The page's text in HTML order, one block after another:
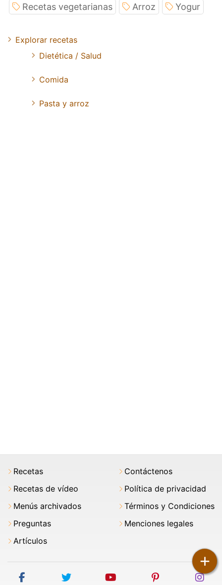
+
Recetas vegetarianas Arroz Yogur
Explorar recetas
Dietética / Salud
Comida
Pasta y arroz
Recetas
Recetas de vídeo
Menús archivados
Preguntas
Artículos
Contáctenos
Política de privacidad
Términos y Condiciones
Menciones legales
facebook twitter youtube pinterest